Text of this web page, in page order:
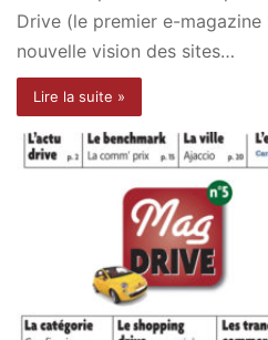
Drive (le premier e-magazine
nouvelle vision des sites…
Lire la suite »